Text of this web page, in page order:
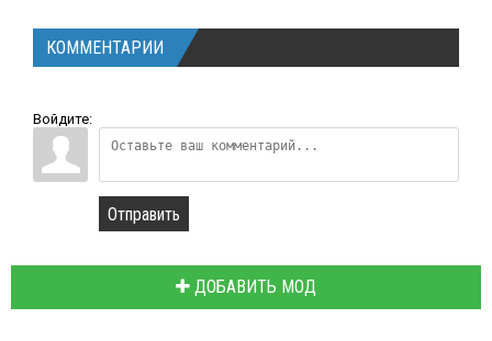
КОММЕНТАРИИ
Войдите:
Отправить
ДОБАВИТЬ МОД